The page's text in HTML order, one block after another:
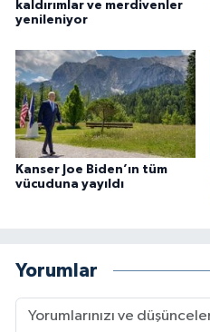
kaldırımlar ve merdivenler
yenileniyor
Kanser Joe Biden’ın tüm
vücuduna yayıldı
Yorumlar